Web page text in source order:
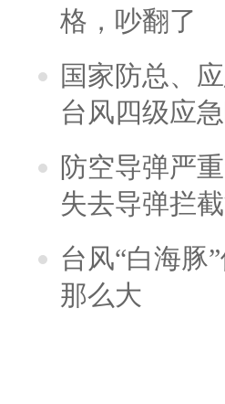
格，吵翻了
国家防总、
台风四级应
防空导弹严
失去导弹拦
台风“白海豚
那么大